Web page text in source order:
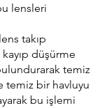
lensleri
takıp
düşürme
temiz
temiz bir havluyu
bu işlemi